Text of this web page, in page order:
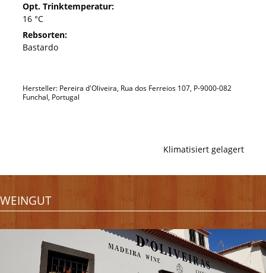
Opt. Trinktemperatur:
16 °C
Rebsorten:
Bastardo
Hersteller: Pereira d'Oliveira, Rua dos Ferreios 107, P-9000-082
Funchal, Portugal
Klimatisiert gelagert
WEINGUT